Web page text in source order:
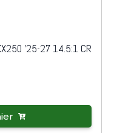
'25-27 14.5:1 CR